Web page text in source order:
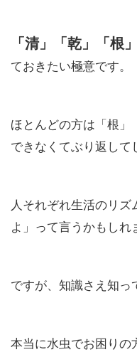
「清」「乾」「根」
ておきたい極意です。
ほとんどの方は「根
できなくてぶり返して
人それぞれ生活のリ
よ」って言うかもしれ
ですが、知識さえ知っ
本当に水虫でお困りの